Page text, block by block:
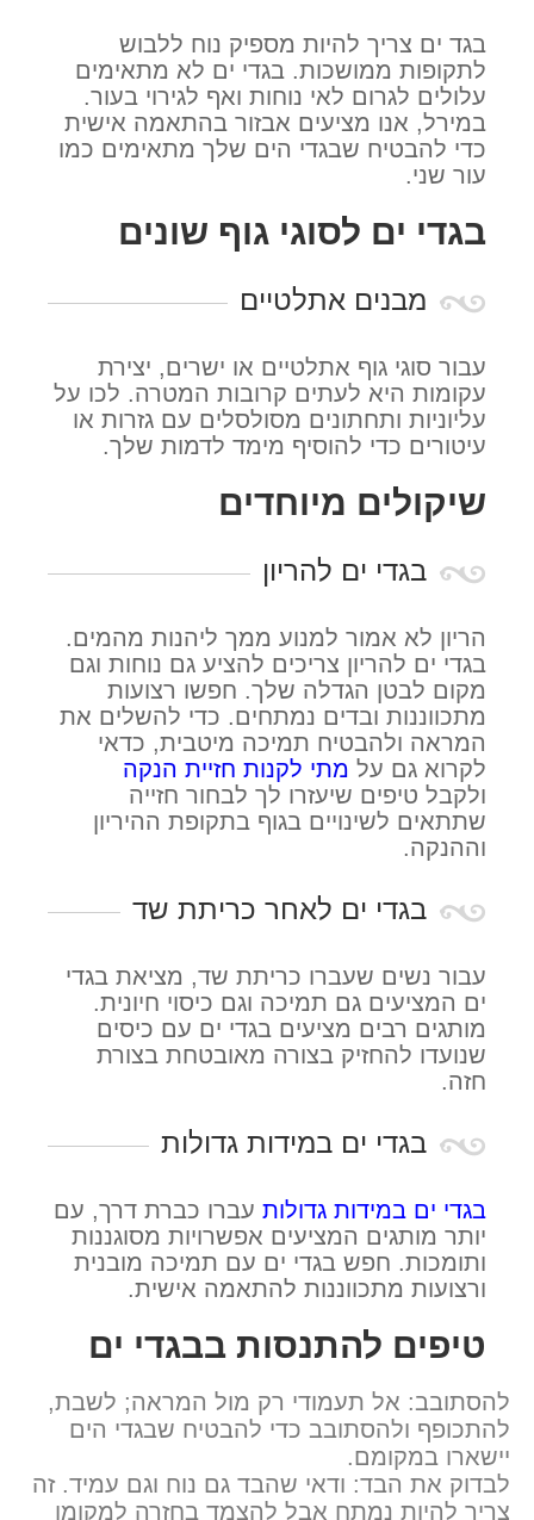
בגד ים צריך להיות מספיק נוח ללבוש
לתקופות ממושכות. בגדי ים לא מתאימים
עלולים לגרום לאי נוחות ואף לגירוי בעור.
במירל, אנו מציעים אבזור בהתאמה אישית
כדי להבטיח שבגדי הים שלך מתאימים כמו
עור שני.
בגדי ים לסוגי גוף שונים
מבנים אתלטיים
עבור סוגי גוף אתלטיים או ישרים, יצירת
עקומות היא לעתים קרובות המטרה. לכו על
עליוניות ותחתונים מסולסלים עם גזרות או
עיטורים כדי להוסיף מימד לדמות שלך.
שיקולים מיוחדים
בגדי ים להריון
הריון לא אמור למנוע ממך ליהנות מהמים.
בגדי ים להריון צריכים להציע גם נוחות וגם
מקום לבטן הגדלה שלך. חפשו רצועות
מתכווננות ובדים נמתחים. כדי להשלים את
המראה ולהבטיח תמיכה מיטבית, כדאי
לקרוא גם על מתי לקנות חזיית הנקה
ולקבל טיפים שיעזרו לך לבחור חזייה
שתתאים לשינויים בגוף בתקופת ההיריון
וההנקה.
בגדי ים לאחר כריתת שד
עבור נשים שעברו כריתת שד, מציאת בגדי
ים המציעים גם תמיכה וגם כיסוי חיונית.
מותגים רבים מציעים בגדי ים עם כיסים
שנועדו להחזיק בצורה מאובטחת בצורת
חזה.
בגדי ים במידות גדולות
בגדי ים במידות גדולות עברו כברת דרך, עם
יותר מותגים המציעים אפשרויות מסוגננות
ותומכות. חפש בגדי ים עם תמיכה מובנית
ורצועות מתכווננות להתאמה אישית.
טיפים להתנסות בבגדי ים
להסתובב: אל תעמודי רק מול המראה; לשבת,
להתכופף ולהסתובב כדי להבטיח שבגדי הים
יישארו במקומם.
לבדוק את הבד: ודאי שהבד גם נוח וגם עמיד. זה
צריך להיות נמתח אבל להצמד בחזרה למקומו